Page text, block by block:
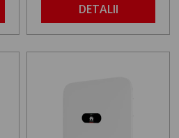
DETALII